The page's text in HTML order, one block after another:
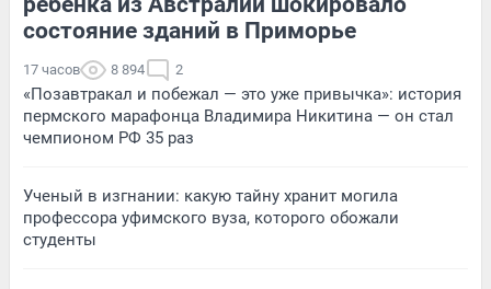
состояние зданий в Приморье
17 часов 8 894 2
«Позавтракал и побежал — это уже привычка»: история
пермского марафонца Владимира Никитина — он стал
чемпионом РФ 35 раз
Ученый в изгнании: какую тайну хранит могила
профессора уфимского вуза, которого обожали
студенты